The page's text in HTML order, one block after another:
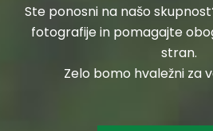
Ste ponosni na našo
fotografije in pomagajte
stran.
Zelo bomo hvaležni za